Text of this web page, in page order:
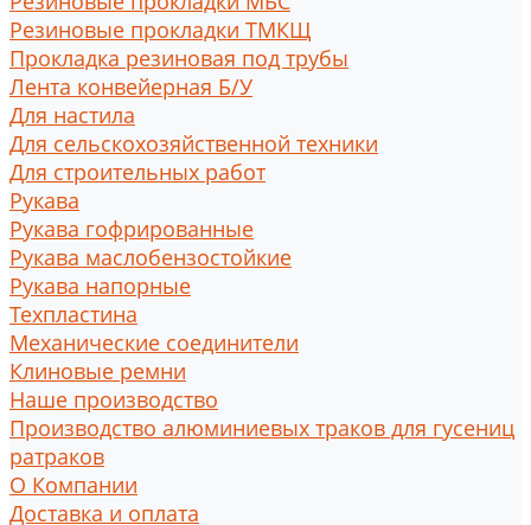
Резиновые прокладки ТМКЩ
Прокладка резиновая под трубы
Лента конвейерная Б/У
Для настила
Для сельскохозяйственной техники
Для строительных работ
Рукава
Рукава гофрированные
Рукава маслобензостойкие
Рукава напорные
Техпластина
Механические соединители
Клиновые ремни
Наше производство
Производство алюминиевых траков для гусениц
ратраков
О Компании
Доставка и оплата